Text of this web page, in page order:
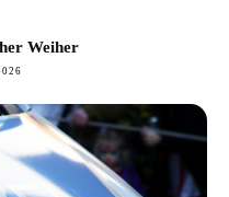
Weiher